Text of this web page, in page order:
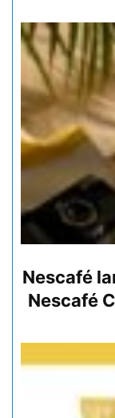
Nescafé
Nescafé